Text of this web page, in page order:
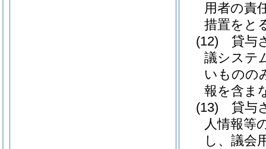
用者の責
措置をと
(12)
貸与
議システ
いものの
報を含ま
(13)
貸与
人情報等
し、議会